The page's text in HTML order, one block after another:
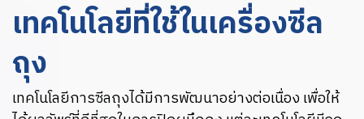
เทคโนโลยีที่ใช้ในเครื่องซีล
ถุง
เทคโนโลยีการซีลถุงได้มีการพัฒนาอย่างต่อเนื่อง เพื่อให้